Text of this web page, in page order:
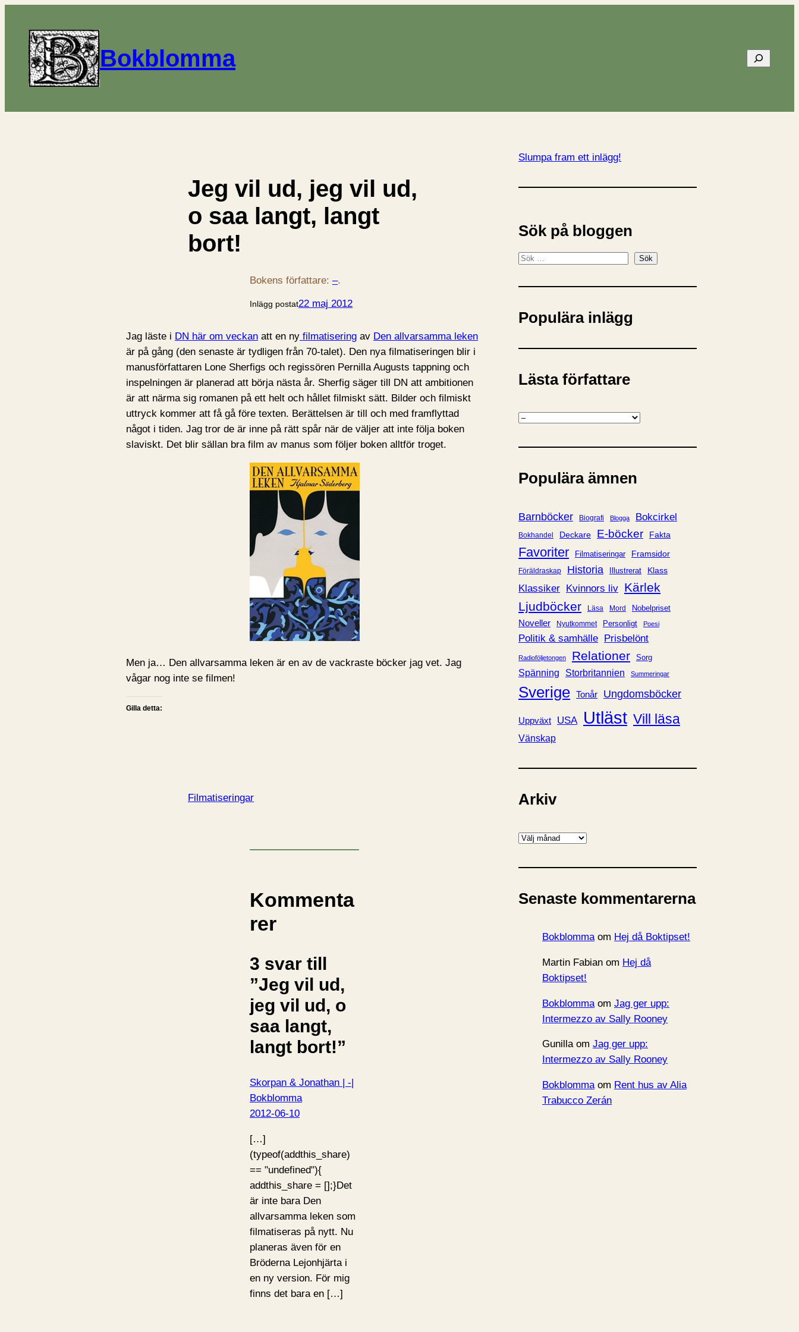
Bokblomma Sök
Jeg vil ud, jeg vil ud,
o saa langt, langt
bort!
Bokens författare: –.
Inlägg postat22 maj 2012
Jag läste i DN här om veckan att en ny filmatisering av Den allvarsamma leken
är på gång (den senaste är tydligen från 70-talet). Den nya filmatiseringen blir i
manusförfattaren Lone Sherfigs och regissören Pernilla Augusts tappning och
inspelningen är planerad att börja nästa år. Sherfig säger till DN att ambitionen
är att närma sig romanen på ett helt och hållet filmiskt sätt. Bilder och filmiskt
uttryck kommer att få gå före texten. Berättelsen är till och med framflyttad
något i tiden. Jag tror de är inne på rätt spår när de väljer att inte följa boken
slaviskt. Det blir sällan bra film av manus som följer boken alltför troget.
Men ja… Den allvarsamma leken är en av de vackraste böcker jag vet. Jag
vågar nog inte se filmen!
Gilla detta:
Filmatiseringar
Kommenta
rer
3 svar till
”Jeg vil ud,
jeg vil ud, o
saa langt,
langt bort!”
Skorpan & Jonathan | -|
Bokblomma
2012-06-10
[…]
(typeof(addthis_share)
== "undefined"){
addthis_share = [];}Det
är inte bara Den
allvarsamma leken som
filmatiseras på nytt. Nu
planeras även för en
Bröderna Lejonhjärta i
en ny version. För mig
finns det bara en […]
Slumpa fram ett inlägg!
Sök på bloggen
S
k
Sök
Populära inlägg
Lästa författare
K
t
g
i
e
r
Populära ämnen
Barnböcker Biografi Blogga Bokcirkel
Bokhandel Deckare E-böcker Fakta
Favoriter Filmatiseringar Framsidor
Föräldraskap Historia Illustrerat Klass
Klassiker Kvinnors liv Kärlek
Ljudböcker
Läsa Mord Nobelpriset
Noveller Nyutkommet Personligt Poesi
Politik & samhälle Prisbelönt
Radioföljetongen Relationer Sorg
Spänning Storbritannien Summeringar
Sverige Tonår Ungdomsböcker
Uppväxt USA Utläst Vill läsa
Vänskap
Arkiv
A
k
v
Senaste kommentarerna
Bokblommaom Hej då Boktipset!
Martin Fabian om Hej då
Boktipset!
Bokblomma om Jag ger upp:
Intermezzo av Sally Rooney
Gunillaom Jag ger upp:
Intermezzo av Sally Rooney
Bokblommaom Rent hus av Alia
Trabucco Zerán